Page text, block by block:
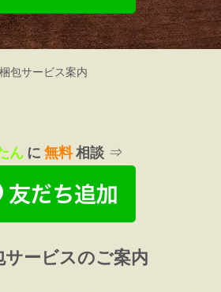
包サービス案内
んに無料相談 ⇒
サービスのご案内